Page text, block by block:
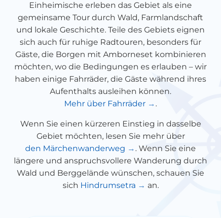
Einheimische erleben das Gebiet als eine
gemeinsame Tour durch Wald, Farmlandschaft
und lokale Geschichte. Teile des Gebiets eignen
sich auch für ruhige Radtouren, besonders für
Gäste, die Borgen mit Amborneset kombinieren
möchten, wo die Bedingungen es erlauben – wir
haben einige Fahrräder, die Gäste während ihres
Aufenthalts ausleihen können.
Mehr über Fahrräder
.
Wenn Sie einen kürzeren Einstieg in dasselbe
Gebiet möchten, lesen Sie mehr über
den Märchenwanderweg
. Wenn Sie eine
längere und anspruchsvollere Wanderung durch
Wald und Berggelände wünschen, schauen Sie
sich Hindrumsetra an.